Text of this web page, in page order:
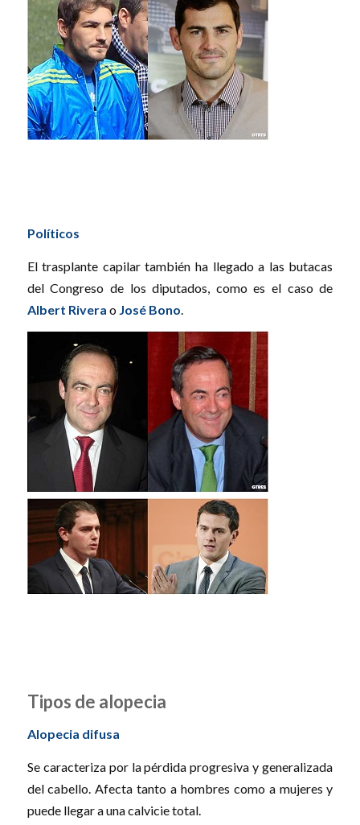
Políticos
El trasplante capilar también ha llegado a las butacas
del Congreso de los diputados, como es el caso de
Albert Rivera oJosé Bono
Tipos de alopecia
Alopecia difusa
Se caracteriza por la pérdida progresiva y generalizada
del cabello. Afecta tanto a hombres como a mujeres y
puede llegar a una calvicie total.